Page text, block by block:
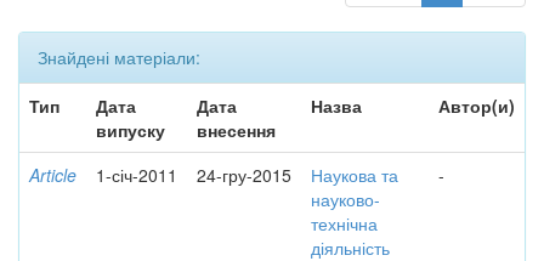
Знайдені матеріали:
Тип
Дата
випуску
Дата
внесення
Назва Автор(и)
Article 1-січ-2011 24-гру-2015
Наукова та
науково-
технічна
діяльність
-